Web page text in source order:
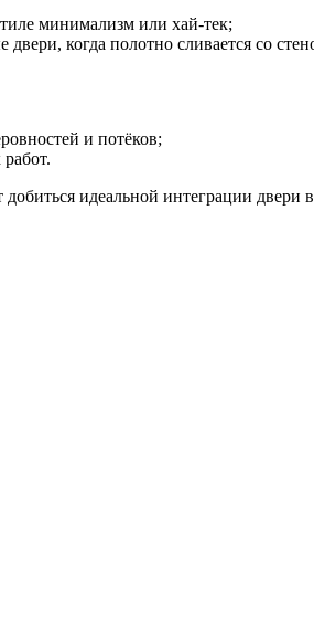
минимализм или хай-тек;
когда полотно сливается со
и потёков;
идеальной интеграции